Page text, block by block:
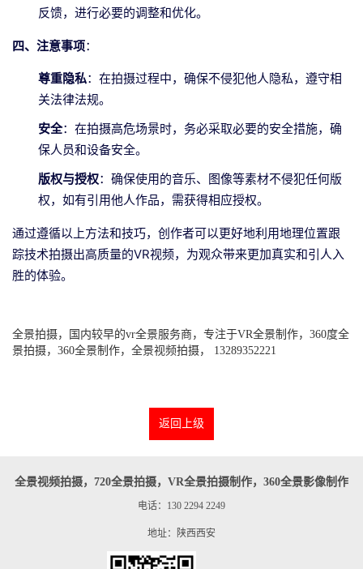
反馈，进行必要的调整和优化。
四、注意事项：
尊重隐私：在拍摄过程中，确保不侵犯他人隐私，遵守相
关法律法规。
安全：在拍摄高危场景时，务必采取必要的安全措施，确
保人员和设备安全。
版权与授权：确保使用的音乐、图像等素材不侵犯任何版
权，如有引用他人作品，需获得相应授权。
通过遵循以上方法和技巧，创作者可以更好地利用地理位置跟
踪技术拍摄出高质量的VR视频，为观众带来更加真实和引人入
胜的体验。
全景拍摄，国内较早的vr全景服务商，专注于VR全景制作，360度全
景拍摄，360全景制作，全景视频拍摄， 13289352221
返回上级
全景视频拍摄，720全景拍摄，VR全景拍摄制作，360全景影像制作
电话：130 2294 2249
地址：陕西西安